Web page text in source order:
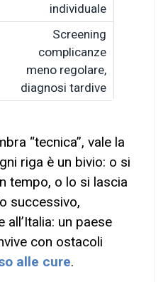
individuale
Screening
complicanze
meno regolare,
diagnosi tardive
“tecnica”, vale la
riga è un bivio: o si
tempo, o lo si lascia
successivo,
all’Italia: un paese
con ostacoli
alle cure.